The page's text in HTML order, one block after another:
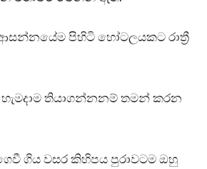
ආසන්නයේම පිහිටි හෝටලයකට රාත්‍රී
තියාගන්නනම් තමන් කරන
ගිය වසර කිහිපය පුරාවටම ඔහු